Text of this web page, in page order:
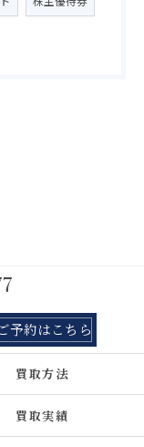
予約はこちら
買取方法
買取実績